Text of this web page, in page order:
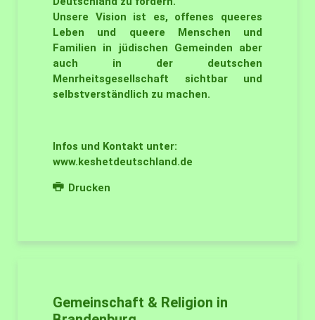
Unsere Vision ist es, offenes queeres
Leben und queere Menschen und
Familien in jüdischen Gemeinden aber
auch in der deutschen
Menrheitsgesellschaft sichtbar und
selbstverständlich zu machen.
Infos und Kontakt unter:
www.keshetdeutschland.de
Drucken
Gemeinschaft & Religion in